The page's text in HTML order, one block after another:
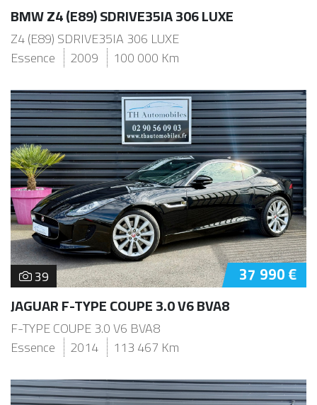
BMW Z4 (E89) SDRIVE35IA 306 LUXE
Z4 (E89) SDRIVE35IA 306 LUXE
Essence
2009 100 000 Km
39 37 990 €
JAGUAR F-TYPE COUPE 3.0 V6 BVA8
F-TYPE COUPE 3.0 V6 BVA8
Essence
2014 113 467 Km